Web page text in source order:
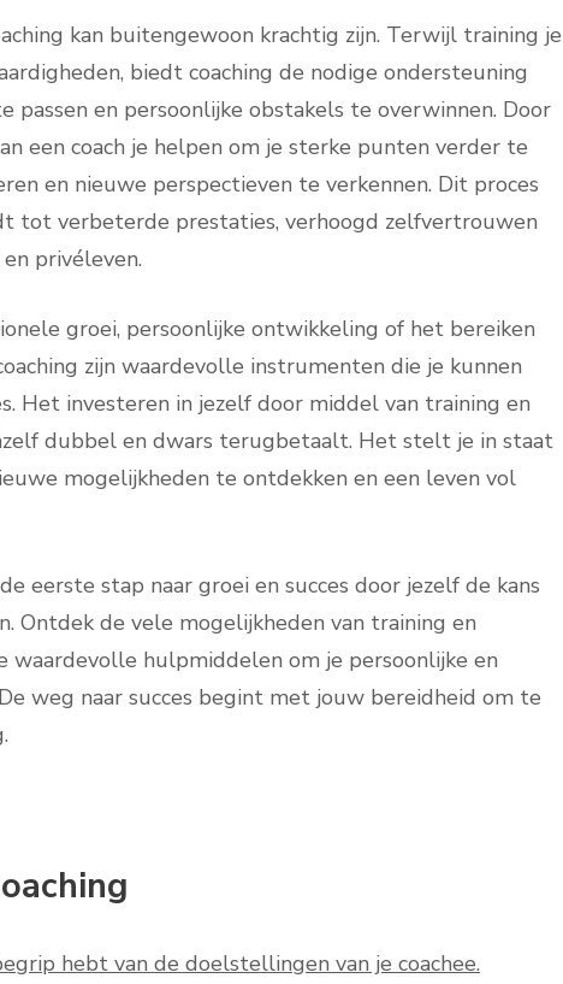
kan buitengewoon krachtig zijn. Terwijl training je
biedt coaching de nodige ondersteuning
passen en persoonlijke obstakels te overwinnen. Door
een coach je helpen om je sterke punten verder te
en nieuwe perspectieven te verkennen. Dit proces
tot verbeterde prestaties, verhoogd zelfvertrouwen
privéleven.
groei, persoonlijke ontwikkeling of het bereiken
zijn waardevolle instrumenten die je kunnen
Het investeren in jezelf door middel van training en
dubbel en dwars terugbetaalt. Het stelt je in staat
mogelijkheden te ontdekken en een leven vol
eerste stap naar groei en succes door jezelf de kans
Ontdek de vele mogelijkheden van training en
waardevolle hulpmiddelen om je persoonlijke en
weg naar succes begint met jouw bereidheid om te
hebt van de doelstellingen van je coachee.